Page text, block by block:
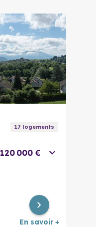
17logements
120 000 €
En savoir +